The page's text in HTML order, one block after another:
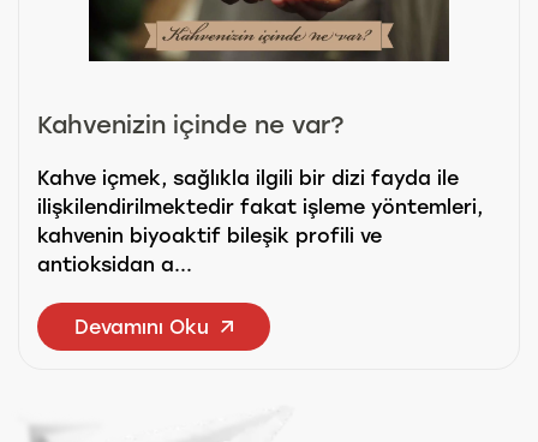
Kahvenizin içinde ne var?
Kahve içmek, sağlıkla ilgili bir dizi fayda ile
ilişkilendirilmektedir fakat işleme yöntemleri,
kahvenin biyoaktif bileşik profili ve
antioksidan a...
Devamını Oku